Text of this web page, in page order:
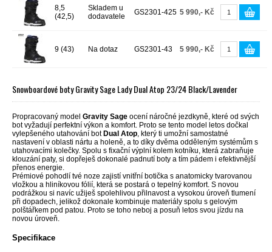
8,5
(42,5)
Skladem u
dodavatele
GS2301-425 5 990,- Kč
9 (43) Na dotaz GS2301-43 5 990,- Kč
Snowboardové boty Gravity Sage Lady Dual Atop 23/24 Black/Lavender
Propracovaný model Gravity Sage ocení náročné jezdkyně, které od svých
bot vyžadují perfektní výkon a komfort. Proto se tento model letos dočkal
vylepšeného utahování bot Dual Atop, který ti umožní samostatné
nastavení v oblasti nártu a holeně, a to díky dvěma odděleným systémům s
utahovacími kolečky. Spolu s fixační výplní kolem kotníku, která zabraňuje
klouzání paty, si dopřeješ dokonalé padnutí boty a tím pádem i efektivnější
přenos energie.
Prémiové pohodlí tvé noze zajistí vnitřní botička s anatomicky tvarovanou
vložkou a hliníkovou fólií, která se postará o tepelný komfort. S novou
podrážkou si navíc užiješ spolehlivou přilnavost a vysokou úroveň tlumení
při dopadech, jelikož dokonale kombinuje materiály spolu s gelovým
polštářkem pod patou. Proto se toho neboj a posuň letos svou jízdu na
novou úroveň.
Specifikace